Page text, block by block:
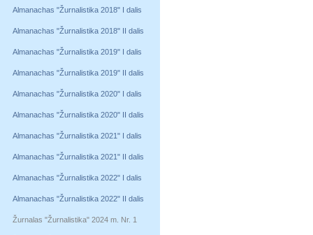
Almanachas "Žurnalistika 2018" I dalis
Almanachas "Žurnalistika 2018" II dalis
Almanachas "Žurnalistika 2019" I dalis
Almanachas "Žurnalistika 2019" II dalis
Almanachas "Žurnalistika 2020" I dalis
Almanachas "Žurnalistika 2020" II dalis
Almanachas "Žurnalistika 2021" I dalis
Almanachas "Žurnalistika 2021" II dalis
Almanachas "Žurnalistika 2022" I dalis
Almanachas "Žurnalistika 2022" II dalis
Žurnalas "Žurnalistika" 2024 m. Nr. 1